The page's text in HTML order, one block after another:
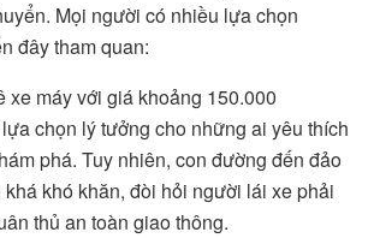
Mọi người có nhiều lựa chọn
đây tham quan:
xe máy với giá khoảng 150.000
chọn lý tưởng cho những ai yêu thích
phá. Tuy nhiên, con đường đến đảo
khó khăn, đòi hỏi người lái xe phải
thủ an toàn giao thông.